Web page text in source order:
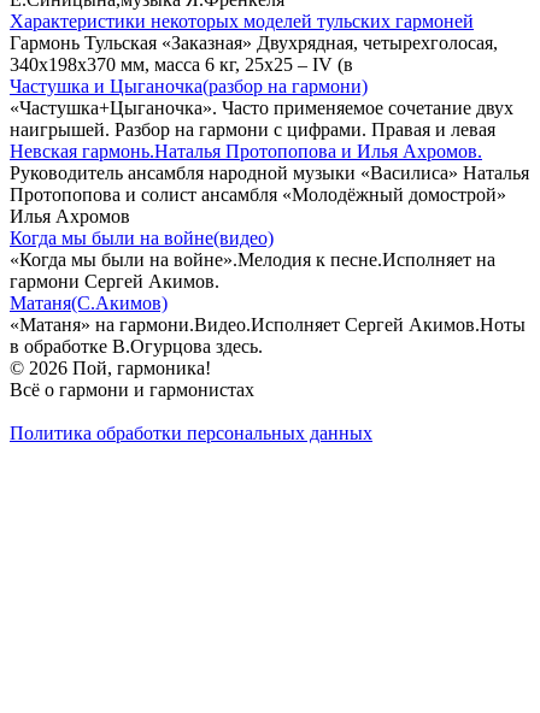
Характеристики некоторых моделей тульских гармоней
Гармонь Тульская «Заказная» Двухрядная, четырехголосая,
340х198х370 мм, масса 6 кг, 25х25 – IV (в
Частушка и Цыганочка(разбор на гармони)
«Частушка+Цыганочка». Часто применяемое сочетание двух
наигрышей. Разбор на гармони с цифрами. Правая и левая
Невская гармонь.Наталья Протопопова и Илья Ахромов.
Руководитель ансамбля народной музыки «Василиса» Наталья
Протопопова и солист ансамбля «Молодёжный домострой»
Илья Ахромов
Когда мы были на войне(видео)
«Когда мы были на войне».Мелодия к песне.Исполняет на
гармони Сергей Акимов.
Матаня(С.Акимов)
«Матаня» на гармони.Видео.Исполняет Сергей Акимов.Ноты
в обработке В.Огурцова здесь.
© 2026 Пой, гармоника!
Всё о гармони и гармонистах
Политика обработки персональных данных